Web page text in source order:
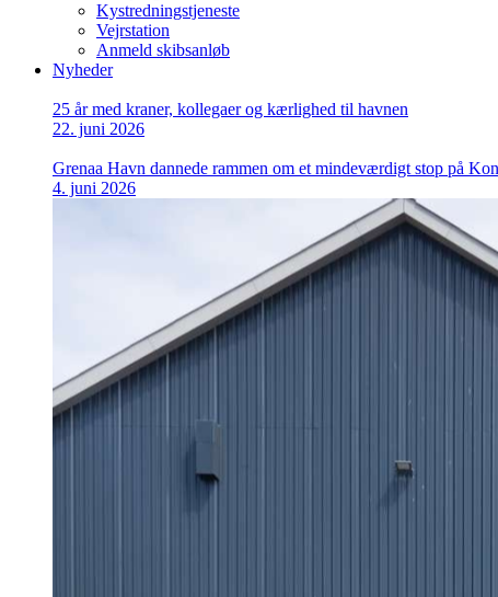
Kystredningstjeneste
Vejrstation
Anmeld skibsanløb
Nyheder
25 år med kraner, kollegaer og kærlighed til havnen
22. juni 2026
Grenaa Havn dannede rammen om et mindeværdigt stop på
4. juni 2026